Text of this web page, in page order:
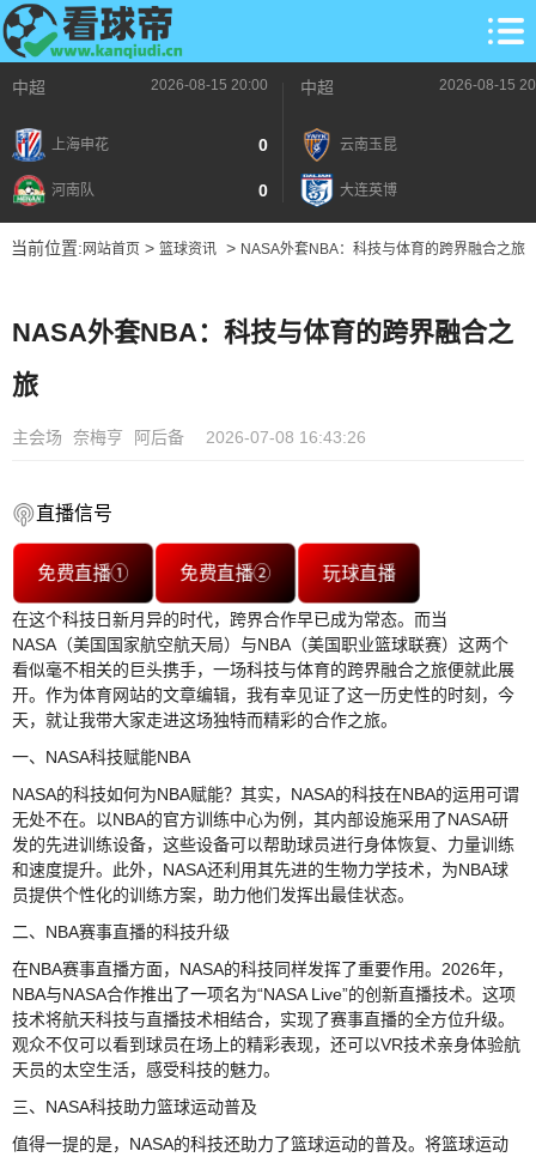
中超 2026-08-15 20:00
上海申花 0
河南队 0
中超 2026-08-15
云南玉昆
大连英博
当前位置: 网站首页> 篮球资讯> NASA外套NBA：科技与体育的跨界融合之旅
NASA外套NBA：科技与体育的跨界融合之
旅
主会场 奈梅亨 阿后备 2026-07-08 16:43:26
直播信号
免费直播① 免费直播② 玩球直播
在这个科技日新月异的时代，跨界合作早已成为常态。而当
NASA（美国国家航空航天局）与NBA（美国职业篮球联赛）这两个
看似毫不相关的巨头携手，一场科技与体育的跨界融合之旅便就此展
开。作为体育网站的文章编辑，我有幸见证了这一历史性的时刻，今
天，就让我带大家走进这场独特而精彩的合作之旅。
一、NASA科技赋能NBA
NASA的科技如何为NBA赋能？其实，NASA的科技在NBA的运用可谓
无处不在。以NBA的官方训练中心为例，其内部设施采用了NASA研
发的先进训练设备，这些设备可以帮助球员进行身体恢复、力量训练
和速度提升。此外，NASA还利用其先进的生物力学技术，为NBA球
员提供个性化的训练方案，助力他们发挥出最佳状态。
二、NBA赛事直播的科技升级
在NBA赛事直播方面，NASA的科技同样发挥了重要作用。2026年，
NBA与NASA合作推出了一项名为“NASA Live”的创新直播技术。这项
技术将航天科技与直播技术相结合，实现了赛事直播的全方位升级。
观众不仅可以看到球员在场上的精彩表现，还可以VR技术亲身体验航
天员的太空生活，感受科技的魅力。
三、NASA科技助力篮球运动普及
值得一提的是，NASA的科技还助力了篮球运动的普及。将篮球运动